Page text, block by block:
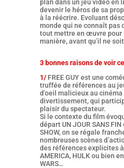
plan dans un jeu vidéo en
devenir le héros de sa
à la réécrire. Evoluant
monde qui ne connaît pas
tout mettre en œuvre pour
manière, avant qu’il ne
3 bonnes raisons de voir
1/ FREE GUY est une
truffée de références au
d’oeil malicieux au cinéma
divertissement, qui
plaisir du spectateur.
Si le contexte du film
départ UN JOUR SANS FIN
SHOW, on se régale
nombreuses scènes
des références explicites à
AMERICA, HULK ou bien
WARS…